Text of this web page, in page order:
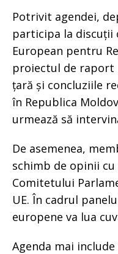
Potrivit agendei,
participa la
European pentru
proiectul de
țară și concluziile
în Republica
urmează să
De asemenea,
schimb de opinii
Comitetului
UE. În cadrul
europene va lua
Agenda mai